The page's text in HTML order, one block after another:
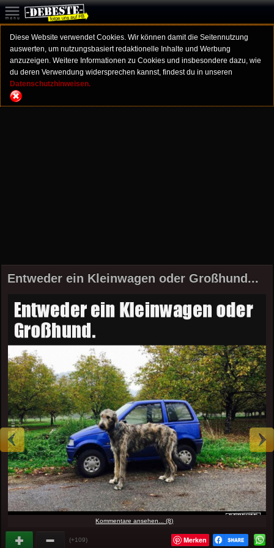
Diese Website verwendet Cookies. Wir können damit die Seitennutzung
auswerten, um nutzungsbasiert redaktionelle Inhalte und Werbung
anzuzeigen. Weitere Informationen zu Cookies und insbesondere dazu, wie
du deren Verwendung widersprechen kannst, findest du in unseren
Datenschutzhinweisen.
Entweder ein Kleinwagen oder Großhund...
Kommentare ansehen... (8)
(+109) Merken